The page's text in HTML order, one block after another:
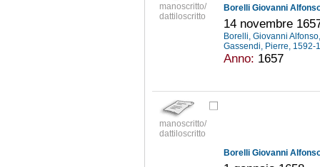
manoscritto/
dattiloscritto
Borelli Giovanni
14 novembre
Borelli, Giovanni
Gassendi, Pierre, 1592-
Anno: 1657
manoscritto/
dattiloscritto
Borelli Giovanni